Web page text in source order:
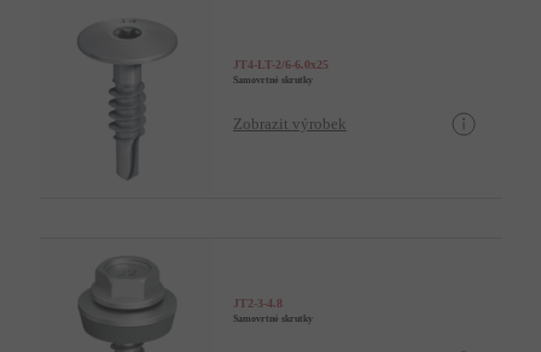
JT4-LT-2/6-6.0x25
Samovrtné skrutky
Zobrazit výrobek
JT2-3-4.8
Samovrtné skrutky